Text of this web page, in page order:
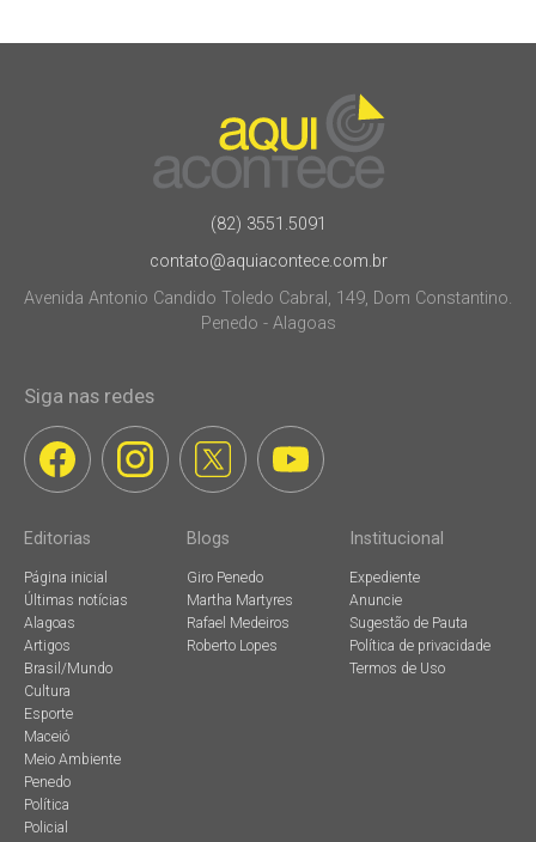
(82) 3551.5091
contato@aquiacontece.com.br
Avenida Antonio Candido Toledo Cabral, 149, Dom Constantino.
Penedo - Alagoas
Siga nas redes
Editorias
Página inicial
Últimas notícias
Alagoas
Artigos
Brasil/Mundo
Cultura
Esporte
Maceió
Meio Ambiente
Penedo
Política
Policial
Blogs
Giro Penedo
Martha Martyres
Rafael Medeiros
Roberto Lopes
Institucional
Expediente
Anuncie
Sugestão de Pauta
Política de privacidade
Termos de Uso